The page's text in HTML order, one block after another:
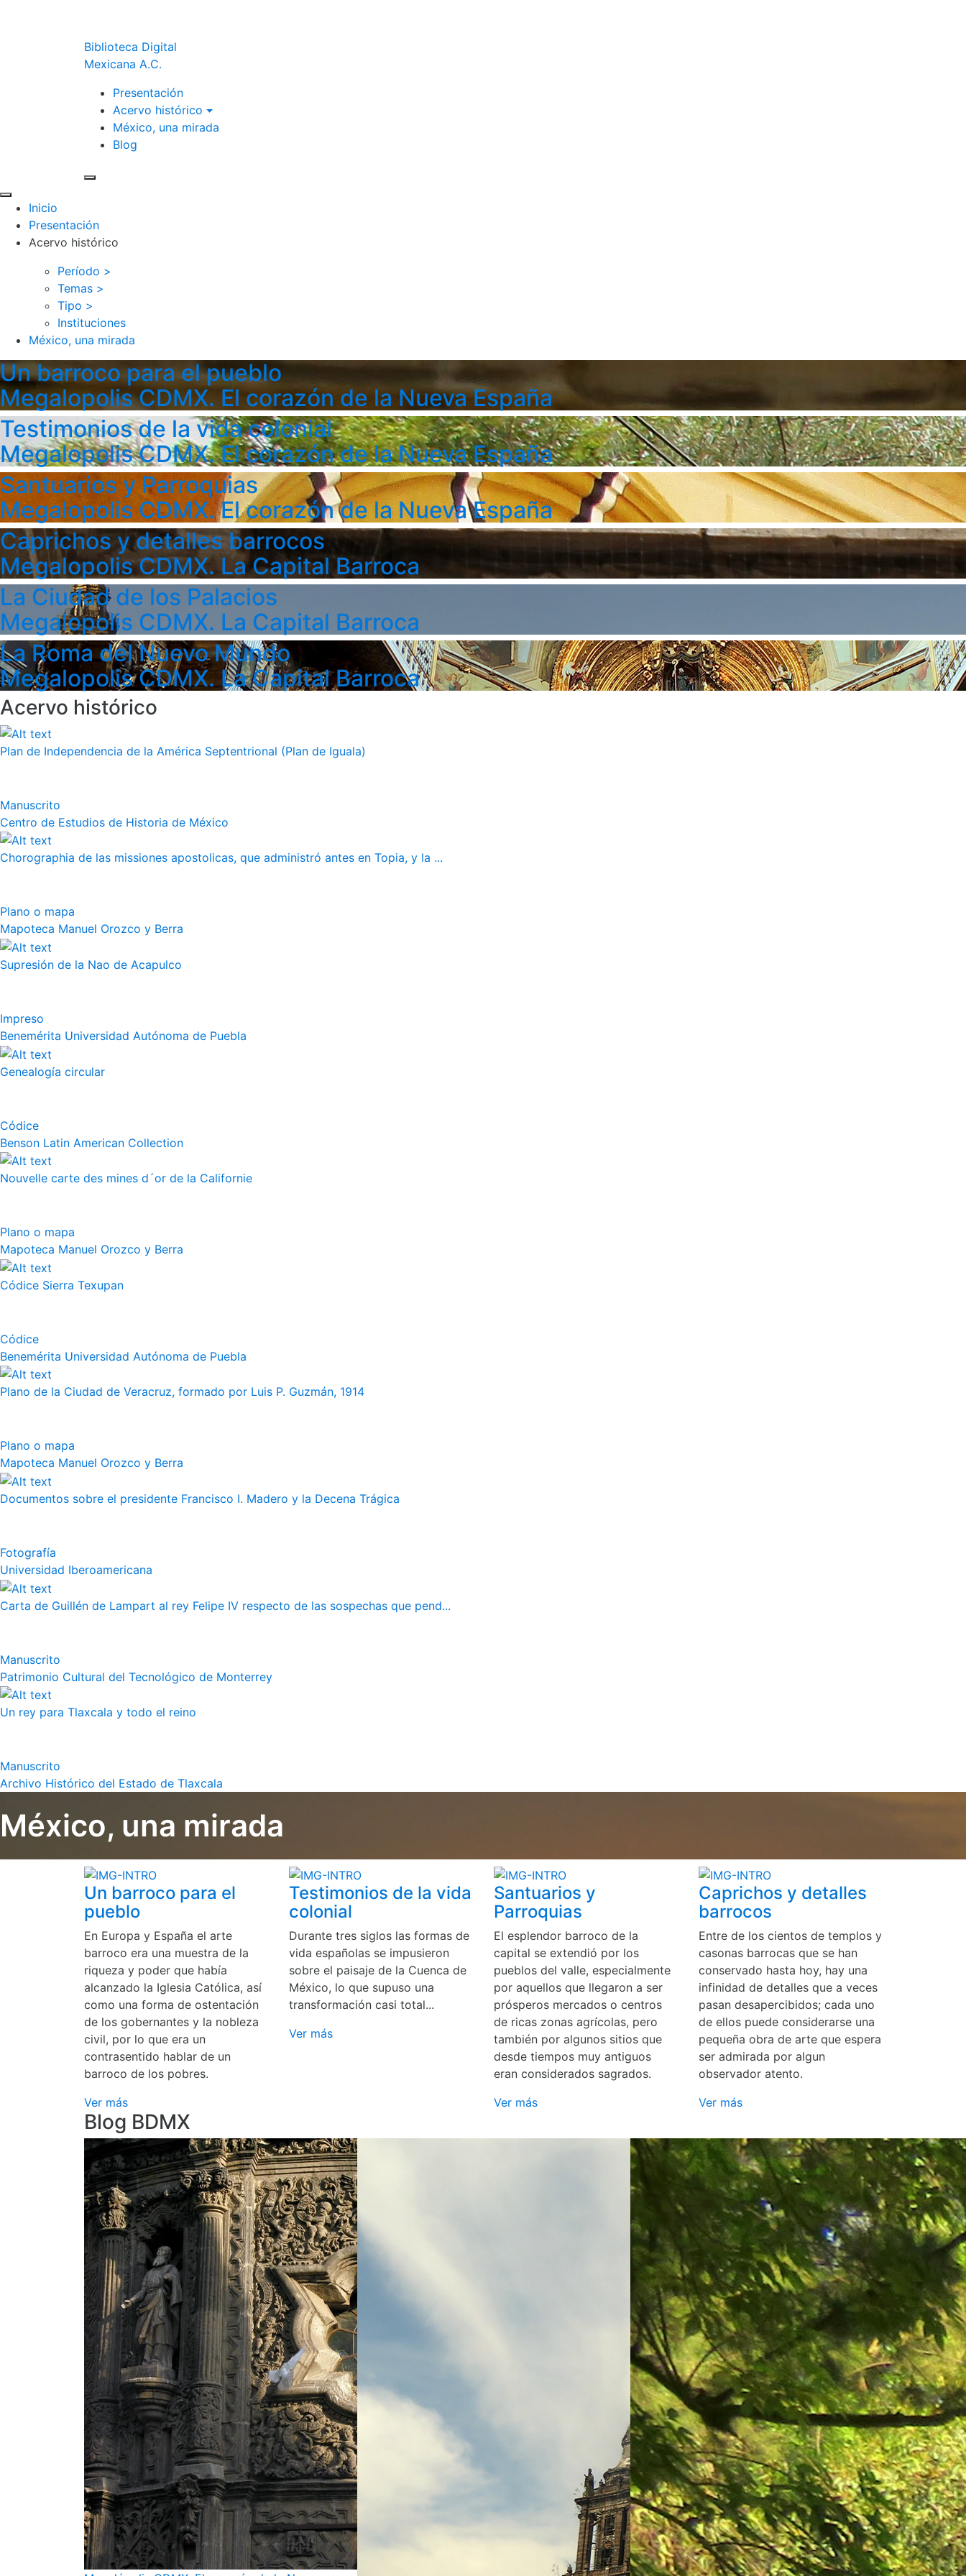
Biblioteca Digital
Mexicana A.C.
Presentación
Acervo histórico
México, una mirada
Blog
Inicio
Presentación
Acervo histórico
Período >
Temas >
Tipo >
Instituciones
México, una mirada
Un barroco para el pueblo
Megalopolis CDMX. El corazón de la Nueva España
Testimonios de la vida colonial
Megalopolis CDMX. El corazón de la Nueva España
Santuarios y Parroquias
Megalopolis CDMX. El corazón de la Nueva España
Caprichos y detalles barrocos
Megalopolis CDMX. La Capital Barroca
La Ciudad de los Palacios
Megalopolis CDMX. La Capital Barroca
La Roma del Nuevo Mundo
Megalopolis CDMX. La Capital Barroca
Acervo histórico
Plan de Independencia de la América Septentrional (Plan de Iguala)
Manuscrito
Centro de Estudios de Historia de México
Chorographia de las missiones apostolicas, que administró antes en Topia, y la ...
Plano o mapa
Mapoteca Manuel Orozco y Berra
Supresión de la Nao de Acapulco
Impreso
Benemérita Universidad Autónoma de Puebla
Genealogía circular
Códice
Benson Latin American Collection
Nouvelle carte des mines d´or de la Californie
Plano o mapa
Mapoteca Manuel Orozco y Berra
Códice Sierra Texupan
Códice
Benemérita Universidad Autónoma de Puebla
Plano de la Ciudad de Veracruz, formado por Luis P. Guzmán, 1914
Plano o mapa
Mapoteca Manuel Orozco y Berra
Documentos sobre el presidente Francisco I. Madero y la Decena Trágica
Fotografía
Universidad Iberoamericana
Carta de Guillén de Lampart al rey Felipe IV respecto de las sospechas que pend...
Manuscrito
Patrimonio Cultural del Tecnológico de Monterrey
Un rey para Tlaxcala y todo el reino
Manuscrito
Archivo Histórico del Estado de Tlaxcala
México, una mirada
Un barroco para el
pueblo
En Europa y España el arte
barroco era una muestra de la
riqueza y poder que había
alcanzado la Iglesia Católica, así
como una forma de ostentación
de los gobernantes y la nobleza
civil, por lo que era un
contrasentido hablar de un
barroco de los pobres.
Ver más
Testimonios de la vida
colonial
Durante tres siglos las formas de
vida españolas se impusieron
sobre el paisaje de la Cuenca de
México, lo que supuso una
transformación casi total...
Ver más
Santuarios y
Parroquias
El esplendor barroco de la
capital se extendió por los
pueblos del valle, especialmente
por aquellos que llegaron a ser
prósperos mercados o centros
de ricas zonas agrícolas, pero
también por algunos sitios que
desde tiempos muy antiguos
eran considerados sagrados.
Ver más
Caprichos y detalles
barrocos
Entre de los cientos de templos y
casonas barrocas que se han
conservado hasta hoy, hay una
infinidad de detalles que a veces
pasan desapercibidos; cada uno
de ellos puede considerarse una
pequeña obra de arte que espera
ser admirada por algun
observador atento.
Ver más
Blog BDMX